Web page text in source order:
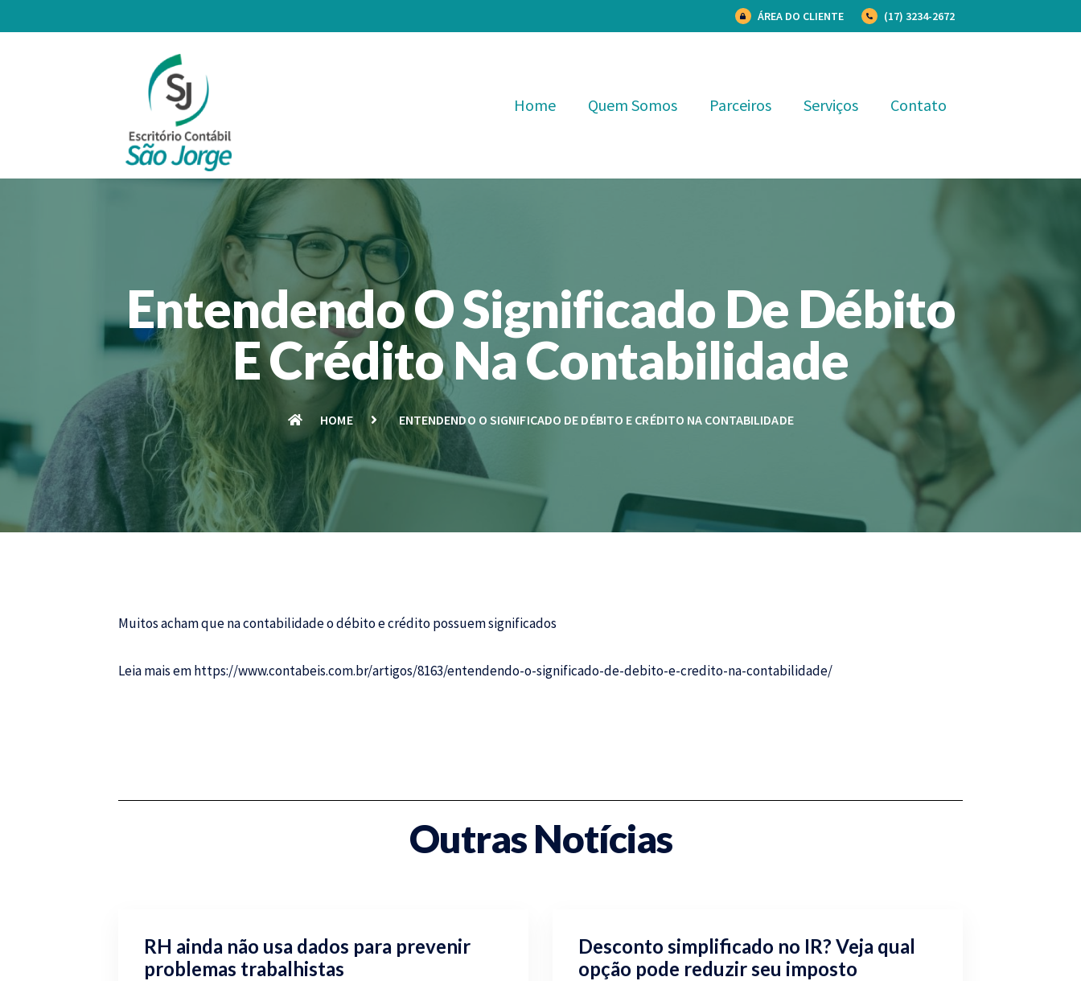
ÁREA DO CLIENTE (17) 3234-2672
Home Quem Somos Parceiros Serviços Contato
Entendendo O Significado De Débito
E Crédito Na Contabilidade
HOME ENTENDENDO O SIGNIFICADO DE DÉBITO E CRÉDITO NA CONTABILIDADE
Muitos acham que nacontabilidadeo débito e crédito possuem significados
Leia mais emhttps://www.contabeis.com.br/artigos/8163/entendendo-o-significado-de-debito-e-credito-na-contabilidade/
Outras Notícias
RH ainda não usa dados para prevenir
problemas trabalhistas
Desconto simplificado no IR? Veja qual
opção pode reduzir seu imposto